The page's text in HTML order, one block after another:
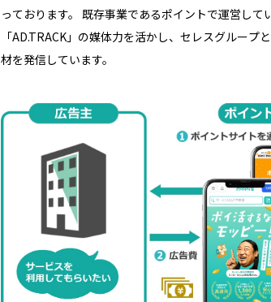
っております。 既存事業であるポイントで運営している「モッピー」やアフィリエイトプログラムの
「AD.TRACK」の媒体力を活かし、セレスグルー
材を発信しています。